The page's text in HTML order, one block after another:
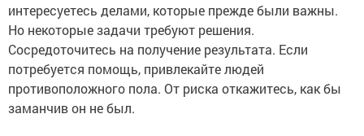
интересуетесь делами, которые прежде были важны.
Но некоторые задачи требуют решения.
Сосредоточитесь на получение результата. Если
потребуется помощь, привлекайте людей
противоположного пола. От риска откажитесь, как бы
заманчив он не был.